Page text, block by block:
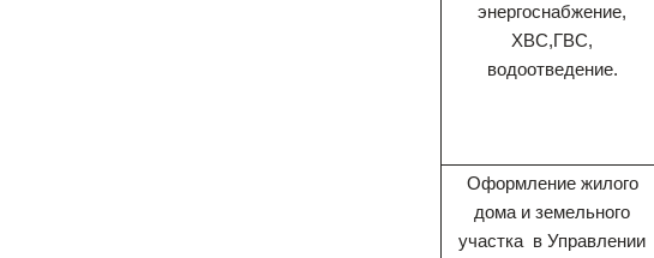
энергоснабжение,
ХВС,ГВС,
водоотведение.
Оформление жилого
дома и земельного
участка в Управлении